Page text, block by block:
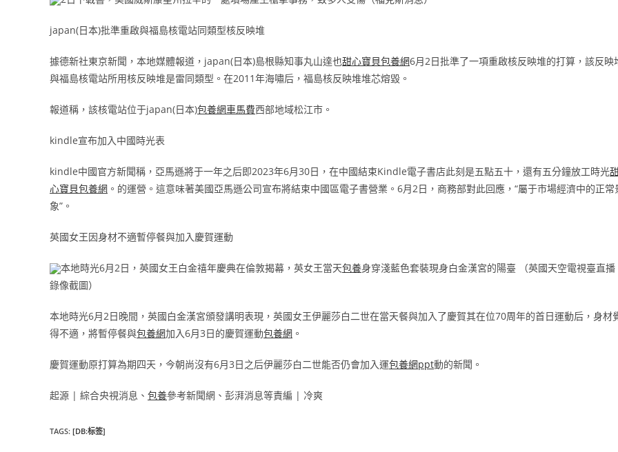
japan(日本)批準重啟與福島核電站同類型核反映堆
據德新社東京新聞，本地媒體報道，japan(日本)島根縣知事丸山達也甜心寶貝包養網6月2日批準了一項重啟核反映堆的打算，該反映
與福島核電站所用核反映堆是雷同類型。在2011年海嘯后，福島核反映堆堆芯熔毀。
報道稱，該核電站位于japan(日本)包養網車馬費西部地域松江市。
kindle宣布加入中國時光表
kindle中國官方新聞稱，亞馬遜將于一年之后即2023年6月30日，在中國結束Kindle電子書店此刻是五點五十，還有五分鐘放工時光
心寶貝包養網 。的運營。這意味著美國亞馬遜公司宣布將結束中國區電子書營業。6月2日，商務部對此回應，“屬于市場經濟中的正常
象”。
英國女王因身材不適暫停餐與加入慶賀運動
本地時光6月2日，英國女王白金禧年慶典在倫敦揭幕，英女王當天包養身穿淺藍色套裝現身白金漢宮的陽臺 （英國天空電視臺直播
錄像截圖）
本地時光6月2日晚間，英國白金漢宮頒發講明表現，英國女王伊麗莎白二世在當天餐與加入了慶賀其在位70周年的首日運動后，身材
得不適，將暫停餐與包養網加入6月3日的慶賀運動包養網 。
慶賀運動原打算為期四天，今朝尚沒有6月3日之后伊麗莎白二世能否仍會加入運包養網ppt動的新聞。
起源 | 綜合央視消息、 包養參考新聞網、彭湃消息等責編 | 冷爽
TAGS: [DB:标签]